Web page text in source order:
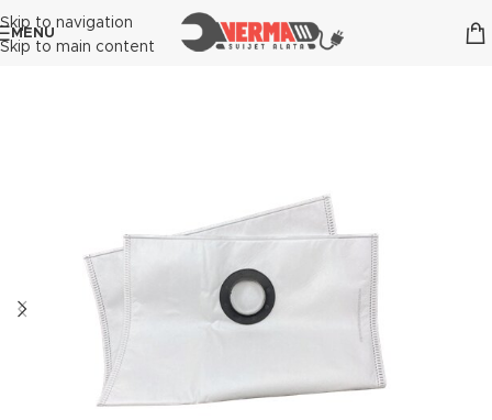
Skip to navigation
Skip to main content
MENU